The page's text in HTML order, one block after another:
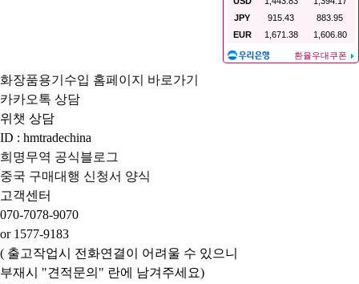
화장품용기수입 홈페이지 바로가기
카카오톡 상담
위챗 상담
ID : hmtradechina
희명무역 공식블로그
중국 구매대행 신청서 양식
고객센터
070-7078-9070
or 1577-9183
( 출고작업시 전화연결이 어려울 수 있으니
부재시 "견적문의" 란에 남겨주세요)